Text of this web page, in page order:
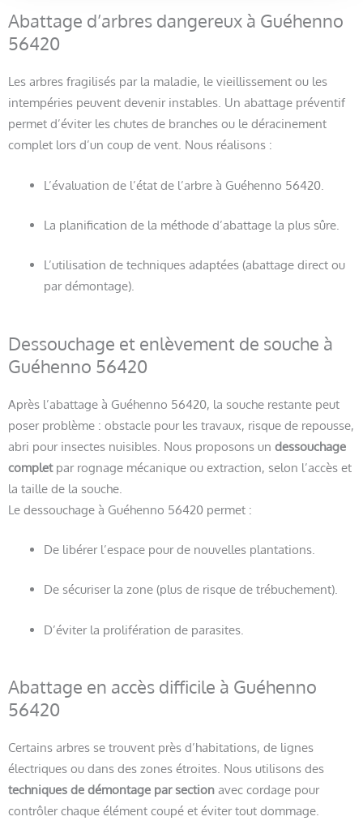
Abattage d’arbres dangereux à Guéhenno
56420
Les arbres fragilisés par la maladie, le vieillissement ou les
intempéries peuvent devenir instables. Un abattage préventif
permet d’éviter les chutes de branches ou le déracinement
complet lors d’un coup de vent. Nous réalisons :
L’évaluation de l’état de l’arbre à Guéhenno 56420.
La planification de la méthode d’abattage la plus sûre.
L’utilisation de techniques adaptées (abattage direct ou
par démontage).
Dessouchage et enlèvement de souche à
Guéhenno 56420
Après l’abattage à Guéhenno 56420, la souche restante peut
poser problème : obstacle pour les travaux, risque de repousse,
abri pour insectes nuisibles. Nous proposons un dessouchage
completpar rognage mécanique ou extraction, selon l’accès et
la taille de la souche.
Le dessouchage à Guéhenno 56420 permet :
De libérer l’espace pour de nouvelles plantations.
De sécuriser la zone (plus de risque de trébuchement).
D’éviter la prolifération de parasites.
Abattage en accès difficile à Guéhenno
56420
Certains arbres se trouvent près d’habitations, de lignes
électriques ou dans des zones étroites. Nous utilisons des
techniques de démontage par section avec cordage pour
contrôler chaque élément coupé et éviter tout dommage.